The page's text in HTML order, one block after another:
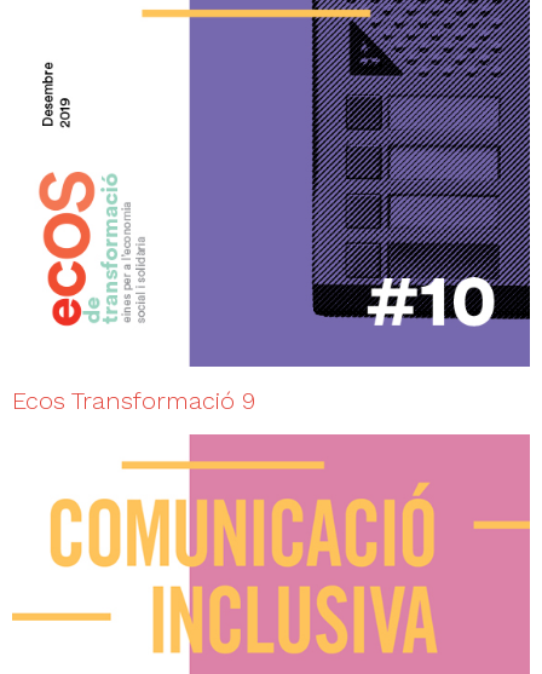
Ecos Transformació 9